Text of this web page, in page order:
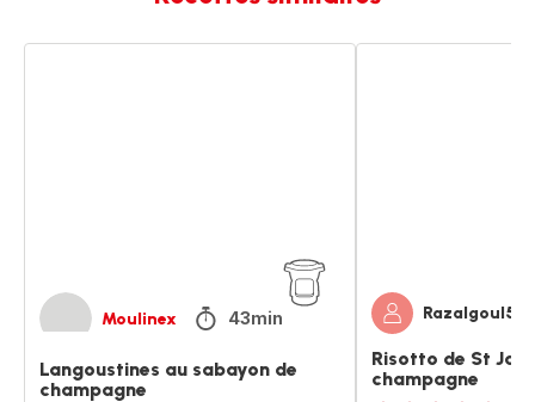
Moulinex 43min
Langoustines au sabayon de
champagne
Razalgoul59
Risotto de St
champagne